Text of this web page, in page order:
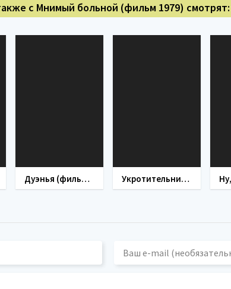
с Мнимый больной (фильм 1979) смотрят:
Дуэнья (фильм 1978) Укротительница тигров (фильм 1954)